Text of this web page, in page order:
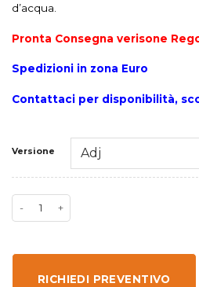
d’acqua.
Pronta Consegna verisone
Spedizioni in zona Euro
Contattaci per disponibilità,
Versione
RICHIEDI PREVENTIVO